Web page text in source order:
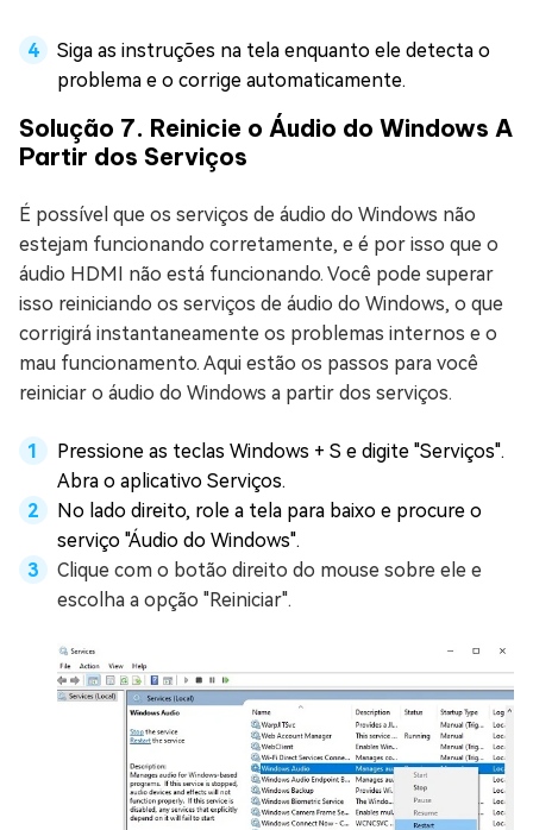
Siga as instruções na tela enquanto ele detecta o
problema e o corrige automaticamente.
Solução 7. Reinicie o Áudio do Windows A
Partir dos Serviços
É possível que os serviços de áudio do Windows não
estejam funcionando corretamente, e é por isso que o
áudio HDMI não está funcionando. Você pode superar
isso reiniciando os serviços de áudio do Windows, o que
corrigirá instantaneamente os problemas internos e o
mau funcionamento. Aqui estão os passos para você
reiniciar o áudio do Windows a partir dos serviços.
Pressione as teclas Windows + S e digite "Serviços".
Abra o aplicativo Serviços.
No lado direito, role a tela para baixo e procure o
serviço "Áudio do Windows".
Clique com o botão direito do mouse sobre ele e
escolha a opção "Reiniciar".